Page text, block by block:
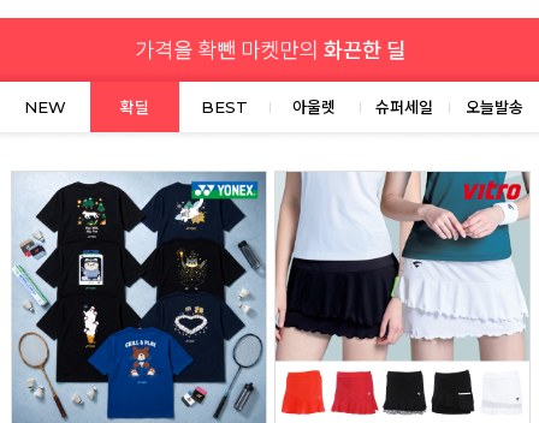
NEW 확딜 BEST 아울렛 슈퍼세일 오늘발송